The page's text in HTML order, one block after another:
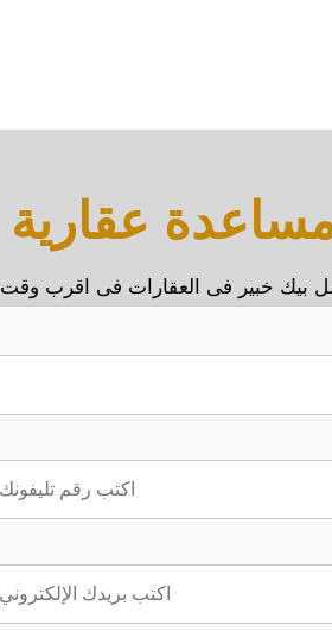
عقارية
بيك خبير فى العقارات فى اقرب وقت